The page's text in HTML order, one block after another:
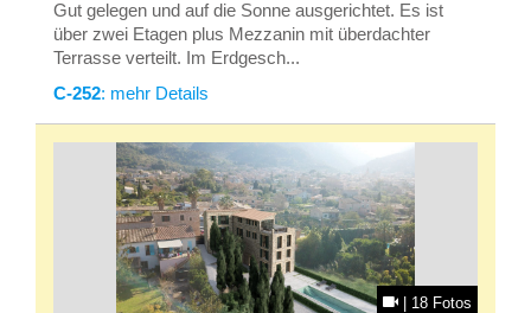
Gut gelegen und auf die Sonne ausgerichtet. Es ist
über zwei Etagen plus Mezzanin mit überdachter
Terrasse verteilt. Im Erdgesch...
C-252: mehr Details
| 18 Fotos